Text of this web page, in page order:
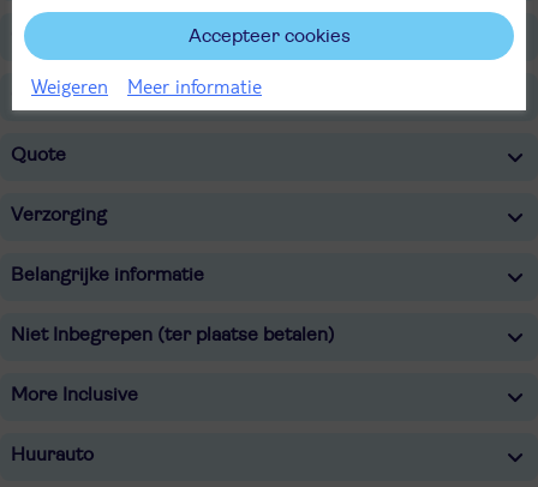
Onafhankelijk duurzaamheidslabel
Overige informatie
Quote
Verzorging
Belangrijke informatie
Niet Inbegrepen (ter plaatse betalen)
More Inclusive
Huurauto
Accepteer cookies
Weigeren Meer informatie